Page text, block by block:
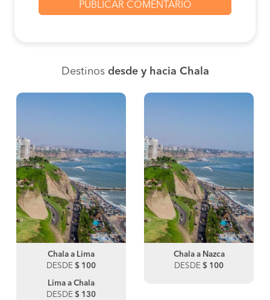
Destinos desde y hacia Chala
Chala a Lima
DESDE $ 100
Lima a Chala
DESDE $ 130
Chala a Nazca
DESDE $ 100